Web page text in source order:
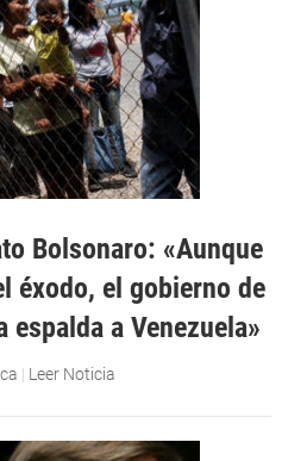
Bolsonaro: «Aunque
éxodo, el gobierno de
a Venezuela»
| Leer Noticia